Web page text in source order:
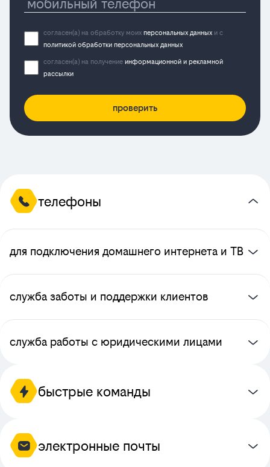
телефоны
для подключения домашнего интернета и ТВ
служба заботы и поддержки клиентов
служба работы с юридическими лицами
быстрые команды
электронные почты
согласен(а) на обработку моих персональных данных и с
политикой обработки персональных данных
согласен(а) на получение информационной и рекламной
рассылки
проверить